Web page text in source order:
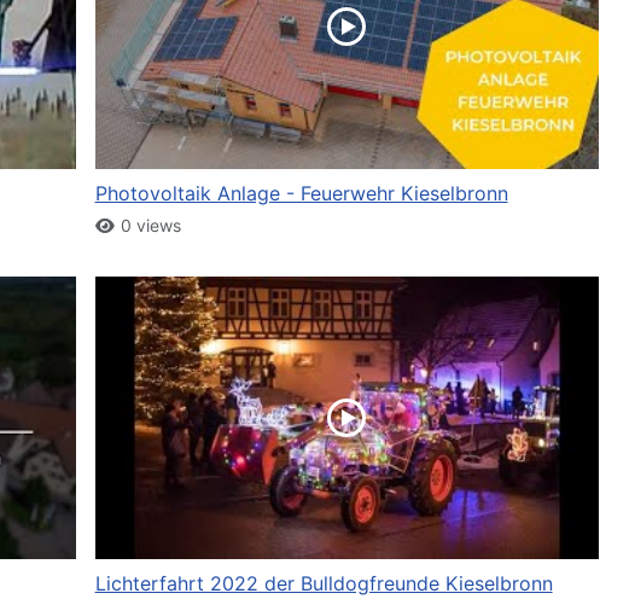
Photovoltaik Anlage - Feuerwehr Kieselbronn
0 views
Lichterfahrt 2022 der Bulldogfreunde Kieselbronn